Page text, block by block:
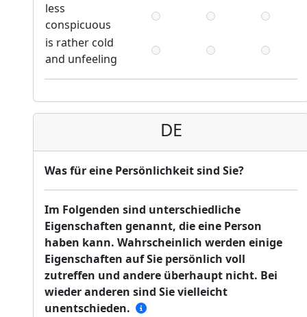
less
conspicuous
is rather cold
and unfeeling
DE
Was für eine Persönlichkeit sind Sie?
Im Folgenden sind unterschiedliche
Eigenschaften genannt, die eine Person
haben kann. Wahrscheinlich werden einige
Eigenschaften auf Sie persönlich voll
zutreffen und andere überhaupt nicht. Bei
wieder anderen sind Sie vielleicht
unentschieden.